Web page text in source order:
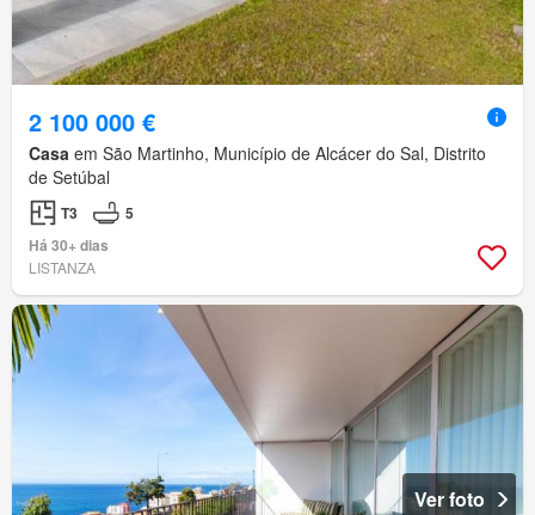
2 100 000 €
Casa em São Martinho, Município de Alcácer do Sal, Distrito
de Setúbal
T3
5
Há 30+ dias
LISTANZA
Ver foto